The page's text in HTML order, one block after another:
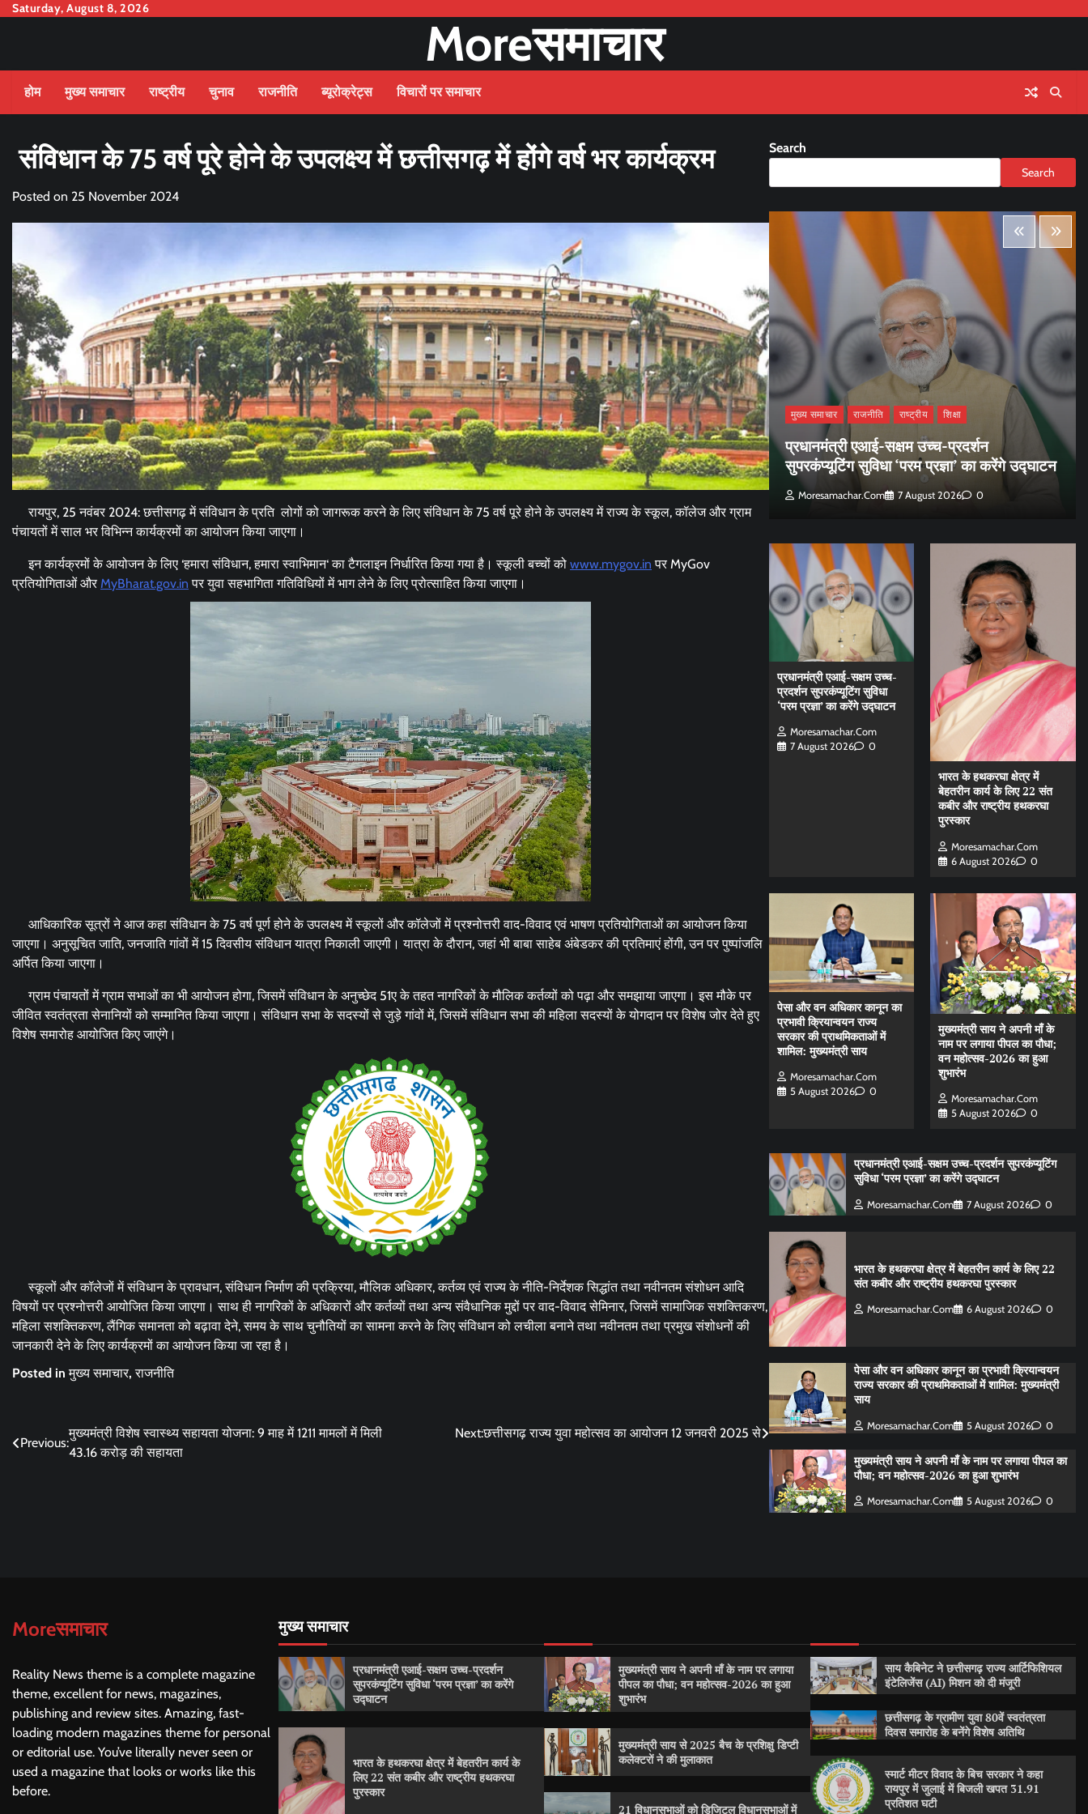
SkipSaturday, August 8, 2026
Moreसमाचार
होम मुख्य समाचार राष्ट्रीय चुनाव राजनीति ब्यूरोक्रेट्स विचारों पर समाचार
संविधान के 75 वर्ष पूरे होने के उपलक्ष्य में छत्तीसगढ़ में होंगे वर्ष भर कार्यक्रम
Posted on 25 November 2024
रायपुर, 25 नवंबर 2024: छत्तीसगढ़ में संविधान के प्रति लोगों को जागरूक करने के लिए संविधान के 75 वर्ष पूरे होने के उपलक्ष्य में राज्य के स्कूल, कॉलेज और ग्राम
पंचायतों में साल भर विभिन्न कार्यक्रमों का आयोजन किया जाएगा।
इन कार्यक्रमों के आयोजन के लिए ‘हमारा संविधान, हमारा स्वाभिमान‘ का टैगलाइन निर्धारित किया गया है। स्कूली बच्चों को www.mygov.in पर MyGov
प्रतियोगिताओं और MyBharat.gov.in पर युवा सहभागिता गतिविधियों में भाग लेने के लिए प्रोत्साहित किया जाएगा।
आधिकारिक सूत्रों ने आज कहा संविधान के 75 वर्ष पूर्ण होने के उपलक्ष्य में स्कूलों और कॉलेजों में प्रश्नोत्तरी वाद-विवाद एवं भाषण प्रतियोगिताओं का आयोजन किया
जाएगा। अनुसूचित जाति, जनजाति गांवों में 15 दिवसीय संविधान यात्रा निकाली जाएगी। यात्रा के दौरान, जहां भी बाबा साहेब अंबेडकर की प्रतिमाएं होंगी, उन पर पुष्पांजलि
अर्पित किया जाएगा।
ग्राम पंचायतों में ग्राम सभाओं का भी आयोजन होगा, जिसमें संविधान के अनुच्छेद 51ए के तहत नागरिकों के मौलिक कर्तव्यों को पढ़ा और समझाया जाएगा। इस मौके पर
जीवित स्वतंत्रता सेनानियों को सम्मानित किया जाएगा। संविधान सभा के सदस्यों से जुड़े गांवों में, जिसमें संविधान सभा की महिला सदस्यों के योगदान पर विशेष जोर देते हुए
विशेष समारोह आयोजित किए जाएंगे।
स्कूलों और कॉलेजों में संविधान के प्रावधान, संविधान निर्माण की प्रक्रिया, मौलिक अधिकार, कर्तव्य एवं राज्य के नीति-निर्देशक सिद्धांत तथा नवीनतम संशोधन आदि
विषयों पर प्रश्नोत्तरी आयोजित किया जाएगा। साथ ही नागरिकों के अधिकारों और कर्तव्यों तथा अन्य संवैधानिक मुद्दों पर वाद-विवाद सेमिनार, जिसमें सामाजिक सशक्तिकरण,
महिला सशक्तिकरण, लैंगिक समानता को बढ़ावा देने, समय के साथ चुनौतियों का सामना करने के लिए संविधान को लचीला बनाने तथा नवीनतम तथा प्रमुख संशोधनों की
जानकारी देने के लिए कार्यक्रमों का आयोजन किया जा रहा है।
Posted inमुख्य समाचार,राजनीति
Post
navigation
Previous:
मुख्यमंत्री विशेष स्वास्थ्य सहायता योजना: 9 माह में 1211 मामलों में मिली
43.16 करोड़ की सहायता
Next:छत्तीसगढ़ राज्य युवा महोत्सव का आयोजन 12 जनवरी 2025 से
Search
Search
छत्तीसगढ़ ब्यूरोक्रेट्स मुख्य समाचार राजनीति
मुख्यमंत्री साय से 2025 बैच के प्रशिक्षु डिप्टी
कलेक्टरों ने की मुलाकात
मुख्य समाचार राजनीति राष्ट्रीय शिक्षा
प्रधानमंत्री एआई-सक्षम उच्च-प्रदर्शन
सुपरकंप्यूटिंग सुविधा ‘परम प्रज्ञा’ का करेंगे उद्घाटन
Moresamachar.com 7 August 2026 0
प्रधानमंत्री एआई-सक्षम उच्च-
प्रदर्शन सुपरकंप्यूटिंग सुविधा
‘परम प्रज्ञा’ का करेंगे उद्घाटन
Moresamachar.com
7 August 2026
0
भारत के हथकरघा क्षेत्र में
बेहतरीन कार्य के लिए 22 संत
कबीर और राष्ट्रीय हथकरघा
पुरस्कार
Moresamachar.com
6 August 2026
0
पेसा और वन अधिकार कानून का
प्रभावी क्रियान्वयन राज्य
सरकार की प्राथमिकताओं में
शामिल: मुख्यमंत्री साय
Moresamachar.com
5 August 2026
0
मुख्यमंत्री साय ने अपनी माँ के
नाम पर लगाया पीपल का पौधा;
वन महोत्सव-2026 का हुआ
शुभारंभ
Moresamachar.com
5 August 2026
0
प्रधानमंत्री एआई-सक्षम उच्च-प्रदर्शन सुपरकंप्यूटिंग
सुविधा ‘परम प्रज्ञा’ का करेंगे उद्घाटन
Moresamachar.com 7 August 2026 0
भारत के हथकरघा क्षेत्र में बेहतरीन कार्य के लिए 22
संत कबीर और राष्ट्रीय हथकरघा पुरस्कार
Moresamachar.com 6 August 2026 0
पेसा और वन अधिकार कानून का प्रभावी क्रियान्वयन
राज्य सरकार की प्राथमिकताओं में शामिल: मुख्यमंत्री
साय
Moresamachar.com 5 August 2026 0
मुख्यमंत्री साय ने अपनी माँ के नाम पर लगाया पीपल का
पौधा; वन महोत्सव-2026 का हुआ शुभारंभ
Moresamachar.com 5 August 2026 0
Moreसमाचार
Reality News theme is a complete magazine
theme, excellent for news, magazines,
publishing and review sites. Amazing, fast-
loading modern magazines theme for personal
or editorial use. You’ve literally never seen or
used a magazine that looks or works like this
before.
मुख्य समाचार
प्रधानमंत्री एआई-सक्षम उच्च-प्रदर्शन
सुपरकंप्यूटिंग सुविधा ‘परम प्रज्ञा’ का करेंगे
उद्घाटन
भारत के हथकरघा क्षेत्र में बेहतरीन कार्य के
लिए 22 संत कबीर और राष्ट्रीय हथकरघा
पुरस्कार
मुख्यमंत्री साय ने अपनी माँ के नाम पर लगाया
पीपल का पौधा; वन महोत्सव-2026 का हुआ
शुभारंभ
मुख्यमंत्री साय से 2025 बैच के प्रशिक्षु डिप्टी
कलेक्टरों ने की मुलाकात
21 विधानसभाओं को डिजिटल विधानसभाओं में
साय कैबिनेट ने छत्तीसगढ़ राज्य आर्टिफिशियल
इंटेलिजेंस (AI) मिशन को दी मंजूरी
छत्तीसगढ़ के ग्रामीण युवा 80वें स्वतंत्रता
दिवस समारोह के बनेंगे विशेष अतिथि
स्मार्ट मीटर विवाद के बिच सरकार ने कहा
रायपुर में जुलाई में बिजली खपत 31.91
प्रतिशत घटी